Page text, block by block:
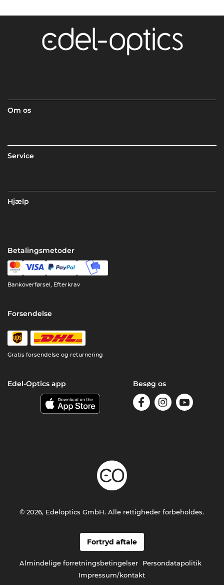
Om os
Service
Hjælp
Betalingsmetoder
Bankoverførsel, Efterkrav
Forsendelse
Gratis forsendelse og returnering
Edel-Optics app Besøg os
Fortryd aftale
Almindelige forretningsbetingelser
Persondatapolitik
Impressum/kontakt
© 2026, Edeloptics GmbH. Alle rettigheder forbeholdes.